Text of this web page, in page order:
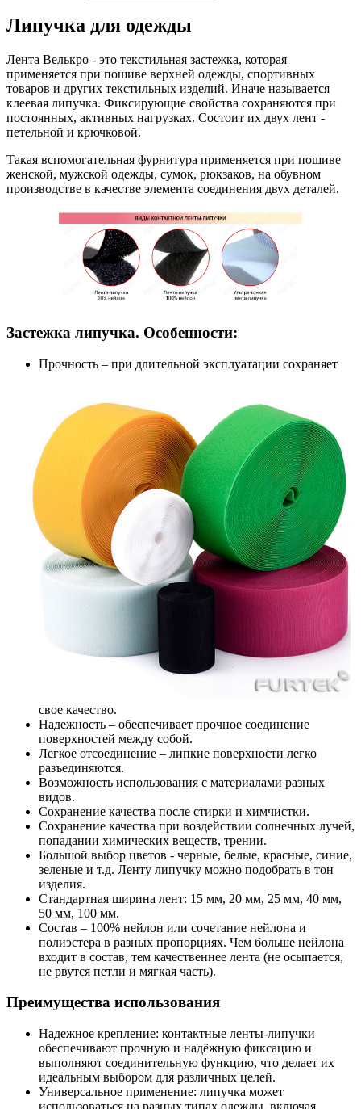
Липучка для одежды
Лента Велькро - это текстильная застежка, которая
применяется при пошиве верхней одежды, спортивных
товаров и других текстильных изделий. Иначе называется
клеевая липучка. Фиксирующие свойства сохраняются при
постоянных, активных нагрузках. Состоит их двух лент -
петельной и крючковой.
Такая вспомогательная фурнитура применяется при пошиве
женской, мужской одежды, сумок, рюкзаков, на обувном
производстве в качестве элемента соединения двух деталей.
Застежка липучка. Особенности:
Прочность – при длительной эксплуатации сохраняет
свое качество.
Надежность – обеспечивает прочное соединение
поверхностей между собой.
Легкое отсоединение – липкие поверхности легко
разъединяются.
Возможность использования с материалами разных
видов.
Сохранение качества после стирки и химчистки.
Сохранение качества при воздействии солнечных лучей,
попадании химических веществ, трении.
Большой выбор цветов - черные, белые, красные, синие,
зеленые и т.д. Ленту липучку можно подобрать в тон
изделия.
Стандартная ширина лент: 15 мм, 20 мм, 25 мм, 40 мм,
50 мм, 100 мм.
Состав – 100% нейлон или сочетание нейлона и
полиэстера в разных пропорциях. Чем больше нейлона
входит в состав, тем качественнее лента (не осыпается,
не рвутся петли и мягкая часть).
Преимущества использования
Надежное крепление: контактные ленты-липучки
обеспечивают прочную и надёжную фиксацию и
выполняют соединительную функцию, что делает их
идеальным выбором для различных целей.
Универсальное применение: липучка может